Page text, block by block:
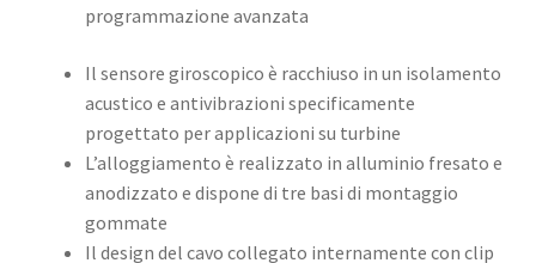
programmazione avanzata
Il sensore giroscopico è racchiuso in un isolamento
acustico e antivibrazioni specificamente
progettato per applicazioni su turbine
L’alloggiamento è realizzato in alluminio fresato e
anodizzato e dispone di tre basi di montaggio
gommate
Il design del cavo collegato internamente con clip